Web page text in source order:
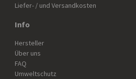
Liefer- / und Versandkosten
Info
Hersteller
Über uns
FAQ
Umweltschutz